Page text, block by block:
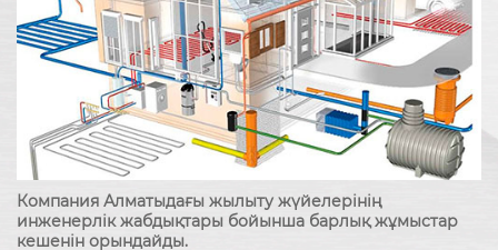
Компания Алматыдағы жылыту жүйелерінің
инженерлік жабдықтары бойынша барлық жұмыстар
кешенін орындайды.